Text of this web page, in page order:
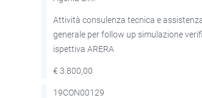
Attività consulenza tecnica e
generale per follow up simulazione
ispettiva ARERA
€ 3.800,00
19CON00129